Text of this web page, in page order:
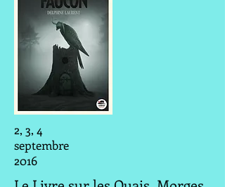
2, 3, 4
septembre
2016